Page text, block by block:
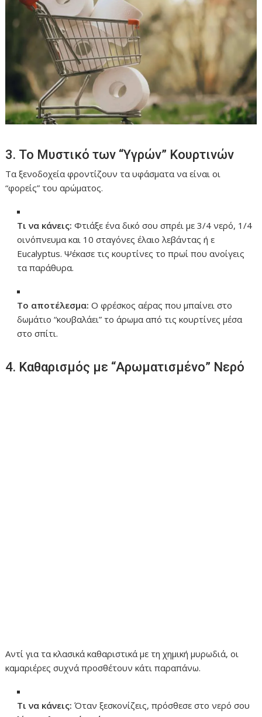
3. Το Μυστικό των “Υγρών” Κουρτινών
Τα ξενοδοχεία φροντίζουν τα υφάσματα να είναι οι
“φορείς” του αρώματος.
Τι να κάνεις: Φτιάξε ένα δικό σου σπρέι με 3/4 νερό, 1/4
οινόπνευμα και 10 σταγόνες έλαιο λεβάντας ή ε
Eucalyptus. Ψέκασε τις κουρτίνες το πρωί που ανοίγεις
τα παράθυρα.
Το αποτέλεσμα: Ο φρέσκος αέρας που μπαίνει στο
δωμάτιο “κουβαλάει” το άρωμα από τις κουρτίνες μέσα
στο σπίτι.
4. Καθαρισμός με “Αρωματισμένο” Νερό
Αντί για τα κλασικά καθαριστικά με τη χημική μυρωδιά, οι
καμαριέρες συχνά προσθέτουν κάτι παραπάνω.
Τι να κάνεις: Όταν ξεσκονίζεις, πρόσθεσε στο νερό σου